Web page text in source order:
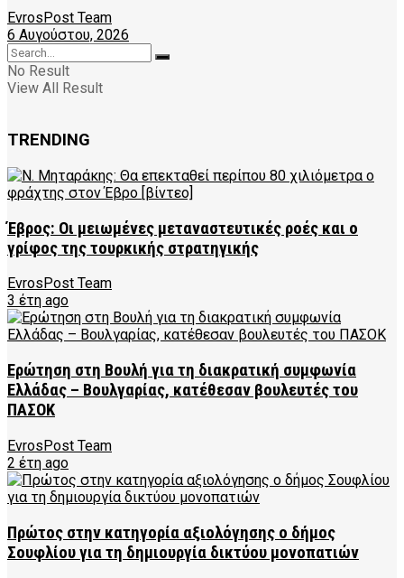
EvrosPost Team
6 Αυγούστου, 2026
No Result
View All Result
TRENDING
Έβρος: Οι μειωμένες μεταναστευτικές ροές και ο
γρίφος της τουρκικής στρατηγικής
EvrosPost Team
3 έτη ago
Ερώτηση στη Βουλή για τη διακρατική συμφωνία
Ελλάδας – Βουλγαρίας, κατέθεσαν βουλευτές του
ΠΑΣΟΚ
EvrosPost Team
2 έτη ago
Πρώτος στην κατηγορία αξιολόγησης ο δήμος
Σουφλίου για τη δημιουργία δικτύου μονοπατιών